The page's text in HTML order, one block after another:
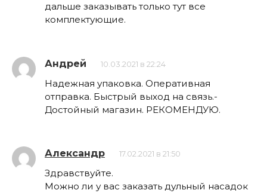
дальше заказывать только тут все
комплектующие.
Андрей 10.03.2021 в 22:24
Надежная упаковка. Оперативная
отправка. Быстрый выход на связь.-
Достойный магазин. РЕКОМЕНДУЮ.
Александр 17.02.2021 в 21:50
Здравствуйте.
Можно ли у вас заказать дульный насадок